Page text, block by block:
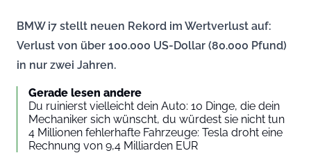
BMW i7 stellt neuen Rekord im Wertverlust auf:
Verlust von über 100.000 US-Dollar (80.000 Pfund)
in nur zwei Jahren.
Gerade lesen andere
Du ruinierst vielleicht dein Auto: 10 Dinge, die dein
Mechaniker sich wünscht, du würdest sie nicht tun
4 Millionen fehlerhafte Fahrzeuge: Tesla droht eine
Rechnung von 9,4 Milliarden EUR